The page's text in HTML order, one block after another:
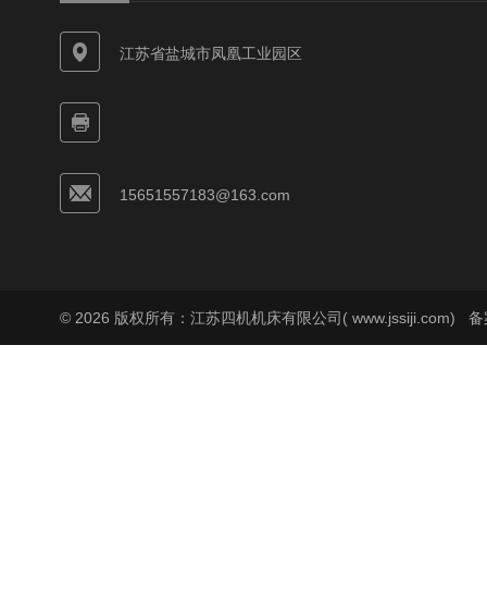
江苏省盐城市凤凰工业园区
15651557183@163.com
© 2026 版权所有：江苏四机机床有限公司( www.jssiji.com) 备